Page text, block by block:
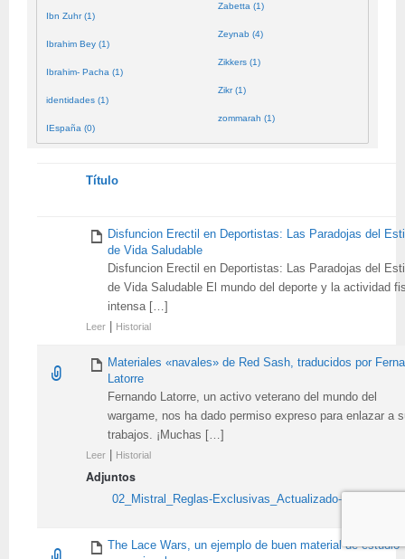
Ibn Zuhr (1)
Ibrahim Bey (1)
Ibrahim- Pacha (1)
identidades (1)
IEspaña (0)
Zabetta (1)
Zeynab (4)
Zikkers (1)
Zikr (1)
zommarah (1)
Título
Disfuncion Erectil en Deportistas: Las Paradojas del
de Vida Saludable
Disfuncion Erectil en Deportistas: Las Paradojas del
de Vida Saludable El mundo del deporte y la actividad
intensa […]
Leer Historial
Materiales «navales» de Red Sash, traducidos por
Latorre
Fernando Latorre, un activo veterano del mundo del
wargame, nos ha dado permiso expreso para enlazar a
trabajos. ¡Muchas […]
Leer Historial
Adjuntos
02_Mistral_Reglas-Exclusivas_Actualizado-a-
The Lace Wars, un ejemplo de buen material de estudio